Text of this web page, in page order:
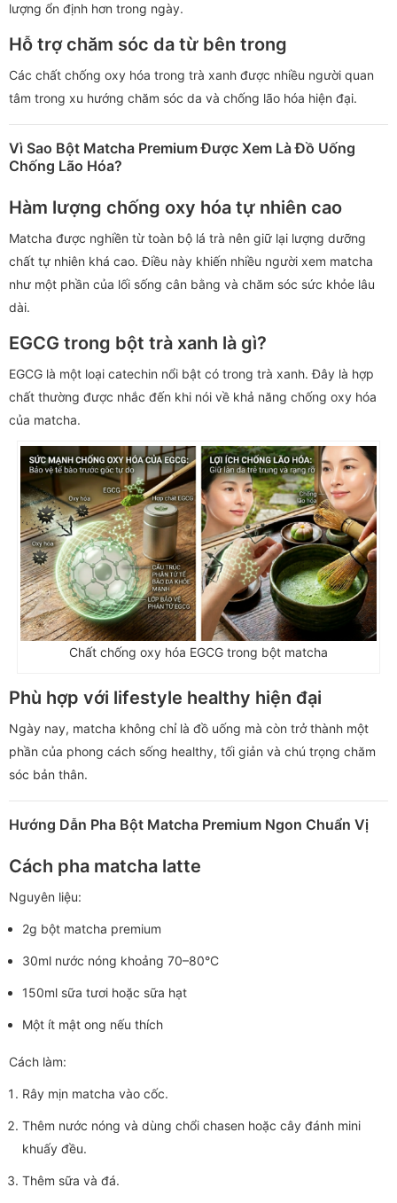
lượng ổn định hơn trong ngày.
Hỗ trợ chăm sóc da từ bên trong
Các chất chống oxy hóa trong trà xanh được nhiều người quan
tâm trong xu hướng chăm sóc da và chống lão hóa hiện đại.
Vì Sao Bột Matcha Premium Được Xem Là Đồ Uống
Chống Lão Hóa?
Hàm lượng chống oxy hóa tự nhiên cao
Matcha được nghiền từ toàn bộ lá trà nên giữ lại lượng dưỡng
chất tự nhiên khá cao. Điều này khiến nhiều người xem matcha
như một phần của lối sống cân bằng và chăm sóc sức khỏe lâu
dài.
EGCG trong bột trà xanh là gì?
EGCG là một loại catechin nổi bật có trong trà xanh. Đây là hợp
chất thường được nhắc đến khi nói về khả năng chống oxy hóa
của matcha.
Chất chống oxy hóa EGCG trong bột matcha
Phù hợp với lifestyle healthy hiện đại
Ngày nay, matcha không chỉ là đồ uống mà còn trở thành một
phần của phong cách sống healthy, tối giản và chú trọng chăm
sóc bản thân.
Hướng Dẫn Pha Bột Matcha Premium Ngon Chuẩn Vị
Cách pha matcha latte
Nguyên liệu:
2g bột matcha premium
30ml nước nóng khoảng 70–80°C
150ml sữa tươi hoặc sữa hạt
Một ít mật ong nếu thích
Cách làm:
Rây mịn matcha vào cốc.
Thêm nước nóng và dùng chổi chasen hoặc cây đánh mini
khuấy đều.
Thêm sữa và đá.